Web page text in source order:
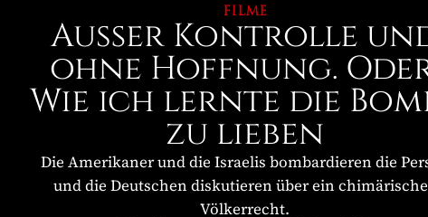
FILME
Außer Kontrolle
ohne Hoffnung.
Wie ich lernte die
zu lieben
Die Amerikaner und die Israelis bombardieren die
und die Deutschen diskutieren über ein
Völkerrecht.